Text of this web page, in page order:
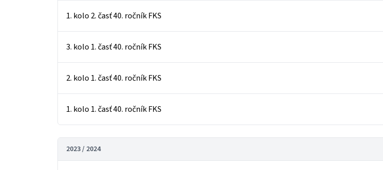
1. kolo 2. časť 40. ročník FKS
3. kolo 1. časť 40. ročník FKS
2. kolo 1. časť 40. ročník FKS
1. kolo 1. časť 40. ročník FKS
2023 / 2024